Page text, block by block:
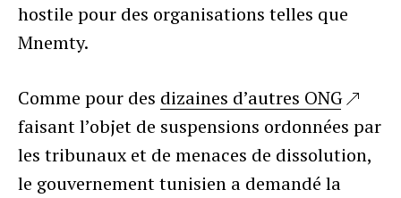
hostile pour des organisations telles que
Mnemty.
Comme pour des dizaines d’autres ONG
faisant l’objet de suspensions ordonnées par
les tribunaux et de menaces de dissolution,
le gouvernement tunisien a demandé la